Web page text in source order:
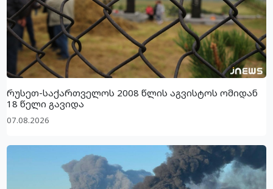
რუსეთ-საქართველოს 2008 წლის აგვისტოს ომიდან
18 წელი გავიდა
07.08.2026